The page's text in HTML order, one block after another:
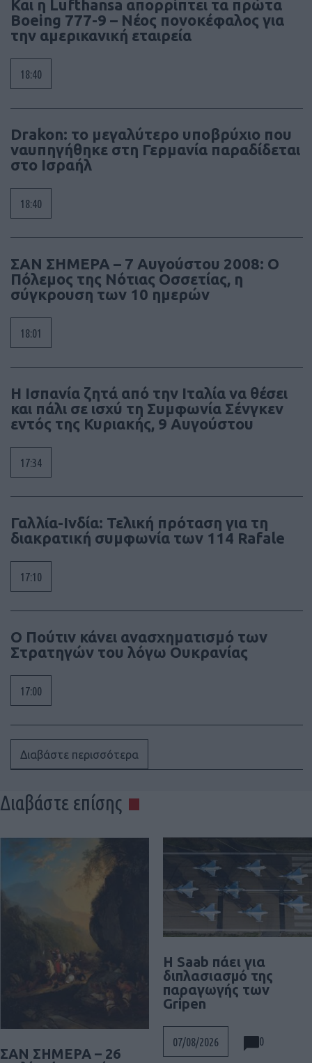
Και η Lufthansa απορρίπτει τα πρώτα
Boeing 777-9 – Νέος πονοκέφαλος για
την αμερικανική εταιρεία
18:40
Drakon: το μεγαλύτερο υποβρύχιο που
ναυπηγήθηκε στη Γερμανία παραδίδεται
στο Ισραήλ
18:40
ΣΑΝ ΣΗΜΕΡΑ – 7 Αυγούστου 2008: Ο
Πόλεμος της Νότιας Οσσετίας, η
σύγκρουση των 10 ημερών
18:01
Η Ισπανία ζητά από την Ιταλία να θέσει
και πάλι σε ισχύ τη Συμφωνία Σένγκεν
εντός της Κυριακής, 9 Αυγούστου
17:34
Γαλλία-Ινδία: Τελική πρόταση για τη
διακρατική συμφωνία των 114 Rafale
17:10
Ο Πούτιν κάνει ανασχηματισμό των
Στρατηγών του λόγω Ουκρανίας
17:00
Διαβάστε περισσότερα
Διαβάστε επίσης
ΣΑΝ ΣΗΜΕΡΑ – 26
H Saab πάει για
διπλασιασμό της
παραγωγής των
Gripen
07/08/2026 0